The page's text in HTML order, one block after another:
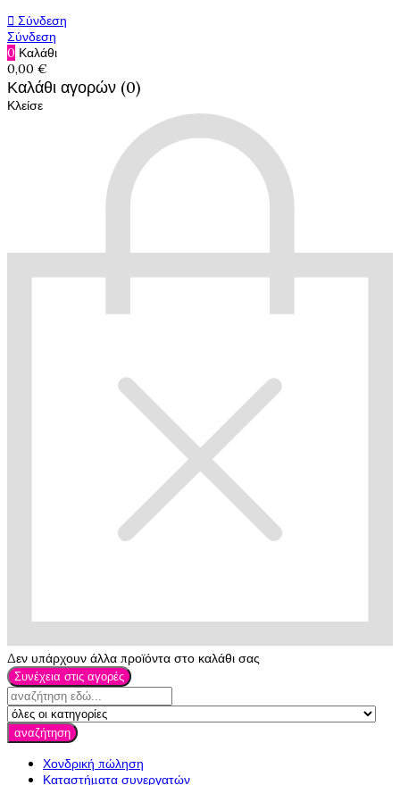
 Σύνδεση
Σύνδεση
0 Καλάθι
0,00 €
Καλάθι αγορών (0)
Κλείσε
Δεν υπάρχουν άλλα προϊόντα στο καλάθι σας
Συνέχεια στις αγορές
αναζήτηση
Χονδρική πώληση
Καταστήματα συνεργατών